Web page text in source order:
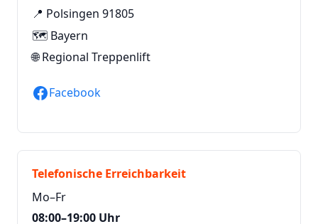
📍 Polsingen 91805
🗺️ Bayern
🌐Regional Treppenlift
Facebook
Telefonische Erreichbarkeit
Mo–Fr
08:00–19:00 Uhr